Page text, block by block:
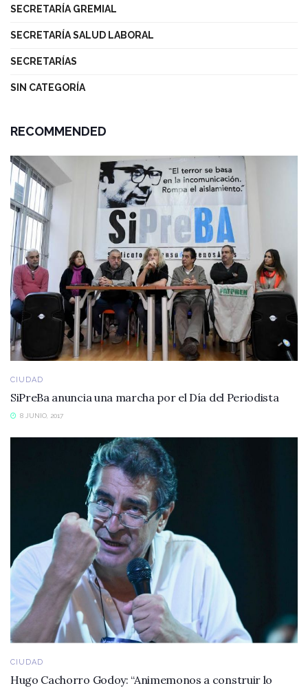
SECRETARÍA GREMIAL
SECRETARÍA SALUD LABORAL
SECRETARÍAS
SIN CATEGORÍA
RECOMMENDED
CIUDAD
SiPreBa anuncia una marcha por el Día del Periodista
8 JUNIO, 2017
CIUDAD
Hugo Cachorro Godoy: “Animemonos a construir lo